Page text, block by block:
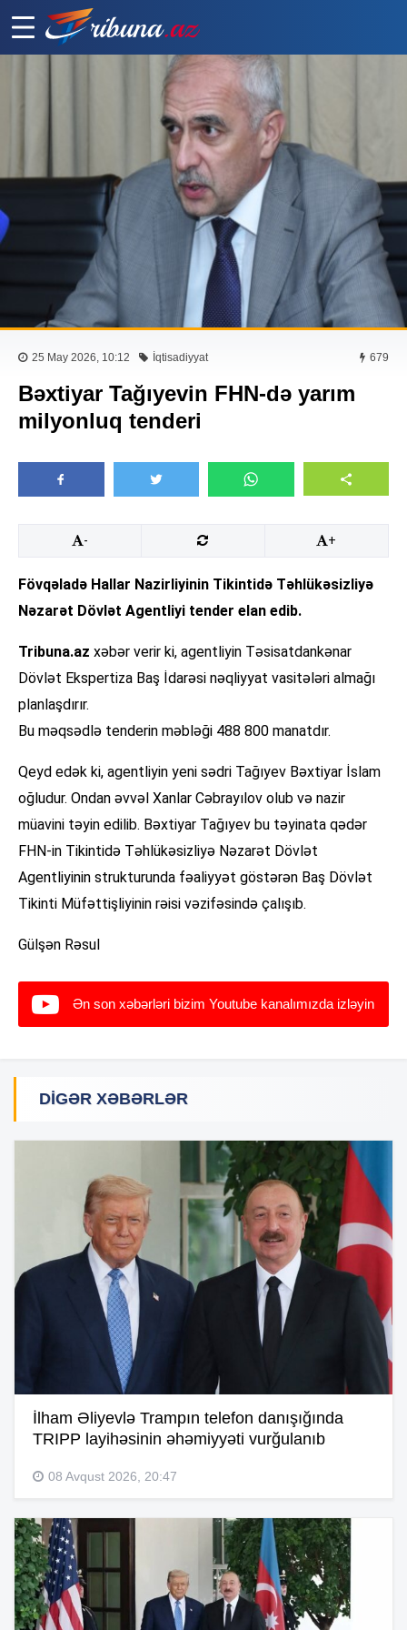
25 May 2026, 10:12 İqtisadiyyat 679
Bəxtiyar Tağıyevin FHN-də yarım
milyonluq tenderi
- +
Fövqəladə Hallar Nazirliyinin Tikintidə Təhlükəsizliyə
Nəzarət Dövlət Agentliyi tender elan edib.
Tribuna.az xəbər verir ki, agentliyin Təsisatdankənar
Dövlət Ekspertiza Baş İdarəsi nəqliyyat vasitələri almağı
planlaşdırır.
Bu məqsədlə tenderin məbləği 488 800 manatdır.
Qeyd edək ki, agentliyin yeni sədri Tağıyev Bəxtiyar İslam
oğludur. Ondan əvvəl Xanlar Cəbrayılov olub və nazir
müavini təyin edilib. Bəxtiyar Tağıyev bu təyinata qədər
FHN-in Tikintidə Təhlükəsizliyə Nəzarət Dövlət
Agentliyinin strukturunda fəaliyyət göstərən Baş Dövlət
Tikinti Müfəttişliyinin rəisi vəzifəsində çalışıb.
Gülşən Rəsul
Ən son xəbərləri bizim Youtube kanalımızda izləyin
DIGƏR XƏBƏRLƏR
İlham Əliyevlə Trampın telefon danışığında
TRIPP layihəsinin əhəmiyyəti vurğulanıb
08 Avqust 2026, 20:47